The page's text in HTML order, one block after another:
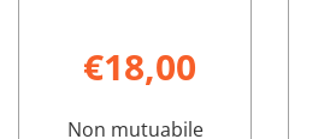
€18,00
Non mutuabile